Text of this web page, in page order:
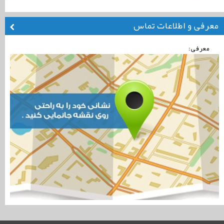
معرفی و اطلاعات تماس
معرفی: